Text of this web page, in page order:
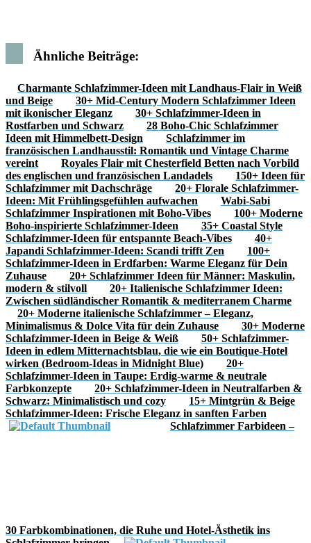
Ähnliche Beiträge:
Charmante Schlafzimmer-Ideen mit Landhaus-Flair in Weiß
und Beige
30+ Mid-Century Modern Schlafzimmer Ideen
mit ikonischer Eleganz
30+ Schlafzimmer-Ideen in
Rostfarben und Schwarz
28 Boho-Chic Schlafzimmer
Ideen mit Himmelbett-Design
Schlafzimmer im
französischen Landhausstil: Romantik und Vintage Charme
vereint
Royales Flair mit Chesterfield Betten nach Vorbild
des englischen und französischen Landadels
150+ Ideen für
Schlafzimmer mit Dachschräge
20+ Florale Schlafzimmer-
Ideen: Mit Frühlingsgefühlen aufwachen
Wabi-Sabi
Schlafzimmer Inspirationen mit Boho-Vibes
100+ Moderne
Boho-inspirierte Schlafzimmer-Ideen
35+ Coastal Style
Schlafzimmer-Ideen für entspannte Beach-Vibes
40+
Japandi Schlafzimmer-Ideen: Scandi trifft Zen
100+
Schlafzimmer-Ideen in Erdfarben: Warme Eleganz für Dein
Zuhause
20+ Schlafzimmer Ideen für Männer: Maskulin,
modern & stilvoll
20+ Italienische Schlafzimmer Ideen:
Zwischen südländischer Romantik & mediterranem Charme
20+ Moderne italienische Schlafzimmer – Eleganz,
Minimalismus & Dolce Vita für dein Zuhause
30+ Moderne
Schlafzimmer-Ideen in Beige & Weiß
50+ Schlafzimmer-
Ideen in edlem Mitternachtsblau, die wie ein Boutique-Hotel
wirken (Bedroom-Ideas in Midnight Blue)
20+
Schlafzimmer-Ideen in Taupe: Erdig-warme & neutrale
Farbkonzepte
20+ Schlafzimmer-Ideen in Neutralfarben &
Schwarz: Minimalistisch und cozy
15+ Mintgrün & Beige
Schlafzimmer-Ideen: Frische Eleganz in sanften Farben
Schlafzimmer Farbideen –
30 Farbkombinationen, die Ruhe und Hotel-Ästhetik ins